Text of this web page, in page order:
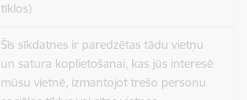
tīklos)
Šīs sīkdatnes ir paredzētas tādu vietņu
un satura koplietošanai, kas jūs interesē
mūsu vietnē, izmantojot trešo personu